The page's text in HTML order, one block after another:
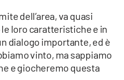
dell’area, va quasi
loro caratteristiche e in
dialogo importante, ed è
vinto, ma sappiamo
e giocheremo questa